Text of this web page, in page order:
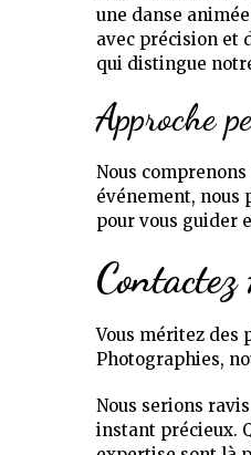
une danse
avec précision et
qui distingue
Approche
Nous
événement, nous
pour vous guider
Vous méritez des
Photographies,
Nous serions
instant précieux.